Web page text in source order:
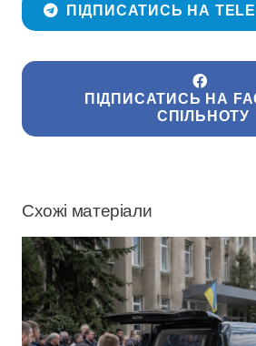
ПІДПИСАТИСЬ НА
ПІДПИСАТИСЬ НА
СПІЛЬНОТУ
Схожі матеріали